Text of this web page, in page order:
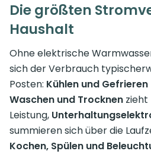
Die größten
Haushalt
Ohne elektrische
sich der Verbrauch
Posten: Kühlen und Gefrieren
Waschen und Trocknen zieht
Leistung,
summieren sich über die
Kochen, Spülen und